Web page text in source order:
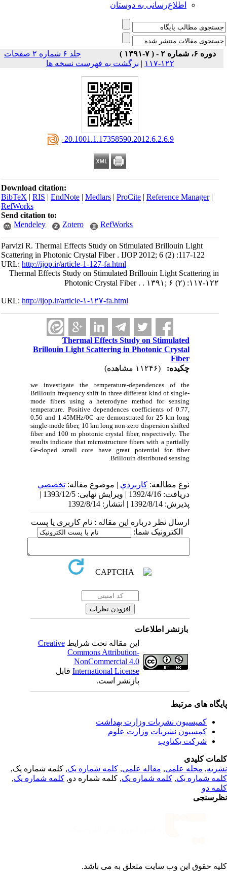
اطلاع‌رسانی به دوستان
دوره ۶، شماره ۲ - ( ۷-۱۳۹۱ )
جلد ۶ شماره ۲ صفحات
۱۲۲-۱۱۷
| برگشت به فهرست نسخه ها
‎ 20.1001.1.17358590.2012.6.2.6.9
Download citation:
BibTeX|RIS|EndNote|Medlars|ProCite|Reference Manager
RefWorks
Send citation to:
Mendeley
Zotero RefWorks
Parvizi R. Thermal Effects Study on Stimulated Brillouin Light
Scattering in Photonic Crystal Fiber . IJOP 2012; 6 (2) :117-122
URL:http://ijop.ir/article-1-127-fa.html
Thermal Effects Study on Stimulated Brillouin Light Scattering in
Photonic Crystal Fiber . . ۱۳۹۱; ۶ (۲) :۱۱۷-۱۲۲
URL:http://ijop.ir/article-۱-۱۲۷-fa.html
Thermal Effects Study on Stimulated
Brillouin Light Scattering in Photonic Crystal
Fiber
چکیده:
we investigate the temperature-dependences of the
Brillouin frequency shift in three different kind of single-
mode fibers using a heterodyne method for sensing
temperature. Positive dependences coefficients of 0.77,
0.56 and 1.45MHz/0C are demonstrated for 25 km long
single-mode fiber, 10 km long non-zero dispersion shifted
fiber and 100 m photonic crystal fiber, respectively. The
results indicate that microstructure fibers with a partially
Ge-doped small core have great potential for fiber
Brillouin distributed sensing.
نوع مطالعه:كاربردي| موضوع مقاله:تخصصي
دریافت: 1392/4/16 | ویرایش نهایی: 1393/12/5 |
پذیرش: 1392/8/14 | انتشار: 1392/8/14
ارسال نظر درباره این مقاله : نام کاربری یا پست
الکترونیک شما:
بازنشر اطلاعات
این مقاله تحت شرایطCreative
Commons Attribution-
NonCommercial 4.0
International Licenseقابل
بازنشر است.
های مرتبط
کمیسیون نشریات وزارت بهداشت
کمسیون نشریات وزارت علوم
شرکت یکتاوب
کلیدی
,مجله علمی, مقاله علمی, کلمه شماره یک, کلمه شماره یک,
شماره یک,کلمه شماره یک, کلمه شماره دو,کلمه شماره یک,
دو
حقوق این وب سایت متعلق بهمی باشد.